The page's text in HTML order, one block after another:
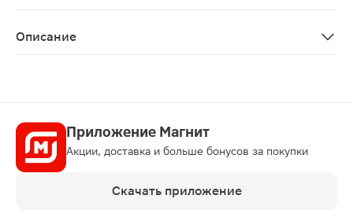
Описание
Приложение Магнит
Акции, доставка и больше бонусов за покупки
Скачать приложение